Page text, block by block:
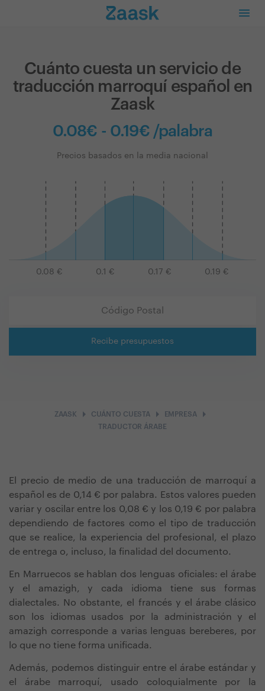
Cuánto cuesta un servicio de
traducción marroquí español en
Zaask
0.08€ - 0.19€ /palabra
Precios basados en la media nacional
0.08 € 0.1 € 0.17 € 0.19 €
Recibe presupuestos
ZAASK arrow_right CUÁNTO CUESTA arrow_right EMPRESAarrow_right
TRADUCTOR ÁRABE
El precio de medio de una traducción de marroquí a
español es de 0,14 € por palabra. Estos valores pueden
variar y oscilar entre los 0,08 € y los 0,19 € por palabra
dependiendo de factores como el tipo de traducción
que se realice, la experiencia del profesional, el plazo
de entrega o, incluso, la finalidad del documento.
En Marruecos se hablan dos lenguas oficiales: el árabe
y el amazigh, y cada idioma tiene sus formas
dialectales. No obstante, el francés y el árabe clásico
son los idiomas usados por la administración y el
amazigh corresponde a varias lenguas bereberes, por
lo que no tiene forma unificada.
Además, podemos distinguir entre el árabe estándar y
el árabe marroquí, usado coloquialmente por la